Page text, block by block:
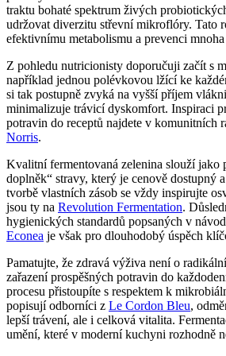
traktu bohaté spektrum živých
udržovat diverzitu střevní mikroflóry. Tato
efektivnímu metabolismu a prevenci
Z pohledu nutricionisty doporučuji začít s
například jednou polévkovou lžící ke
si tak postupně zvyká na vyšší příjem
minimalizuje trávicí dyskomfort. Inspiraci
potravin do receptů najdete v komunitních
Norris.
Kvalitní fermentovaná zelenina slouží jako
doplněk“ stravy, který je cenově dostupný
tvorbě vlastních zásob se vždy inspirujte
jsou ty na Revolution Fermentation.
hygienických standardů popsaných v
Econea je však pro dlouhodobý úspěch
Pamatujte, že zdravá výživa není o
zařazení prospěšných potravin do
procesu přistoupíte s respektem k
popisují odborníci z Le Cordon Bleu,
lepší trávení, ale i celková vitalita.
umění, které v moderní kuchyni rozhodně